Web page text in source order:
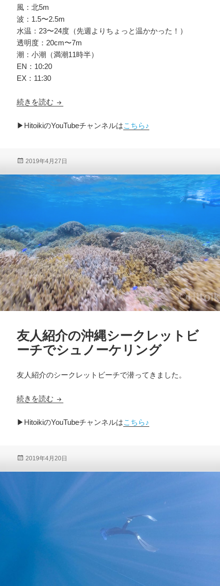
風：北5m
波：1.5〜2.5m
水温：23〜24度（先週よりちょっと温かかった！）
透明度：20cm〜7m
潮：小潮（満潮11時半）
EN：10:20
EX：11:30
続きを読む やんばるの海で素潜り。（沖縄県国頭村）
▶︎HitoikiのYouTubeチャンネルはこちら♪
投
日:
2019年4月27日
友人紹介の沖縄シークレットビ
ーチでシュノーケリング
友人紹介のシークレットビーチで潜ってきました。
続きを読む 友人紹介の沖縄シークレットビーチでシュノーケ
▶︎HitoikiのYouTubeチャンネルはこちら♪
投
2019年4月20日